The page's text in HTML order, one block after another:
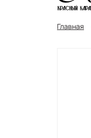
Главная